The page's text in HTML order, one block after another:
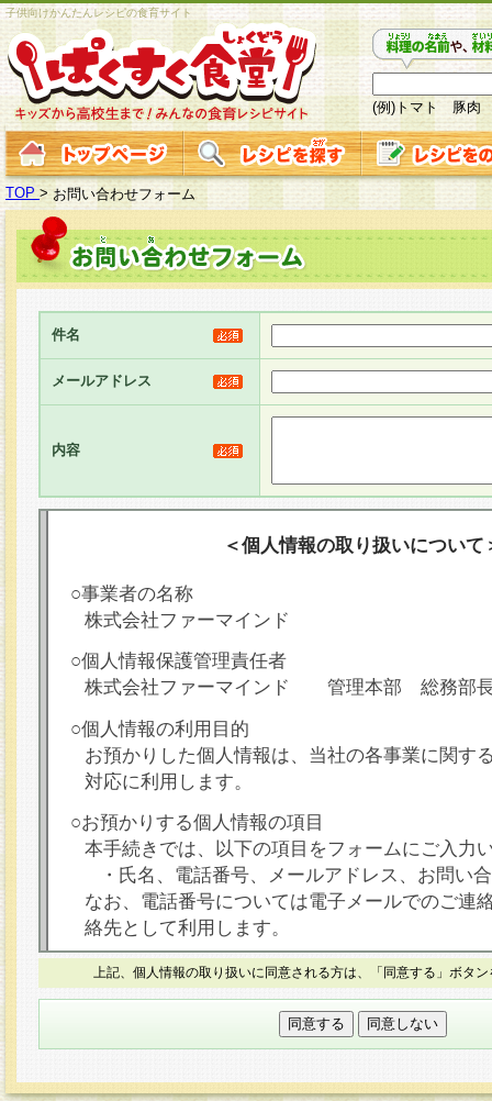
子供向けかんたんレシピの食育サイト
(例)トマト 豚肉
TOP > お問い合わせフォーム
件名
メールアドレス
内容
＜個人情報の取り扱いについて
○事業者の名称
株式会社ファーマインド
○個人情報保護管理責任者
株式会社ファーマインド 管理本部 総務部
○個人情報の利用目的
お預かりした個人情報は、当社の各事業に関す
対応に利用します。
○お預かりする個人情報の項目
本手続きでは、以下の項目をフォームにご入力
・氏名、電話番号、メールアドレス、お問い
なお、電話番号については電子メールでのご連
絡先として利用します。
○本人が容易に認識できない方法による個人情報
本フォームでは、セッション管理のためCookie
○個人情報の第三者提供について
力いただく個人情報は第三者に提供しません。
上記、個人情報の取り扱いに同意される方は、「同意する」ボタ